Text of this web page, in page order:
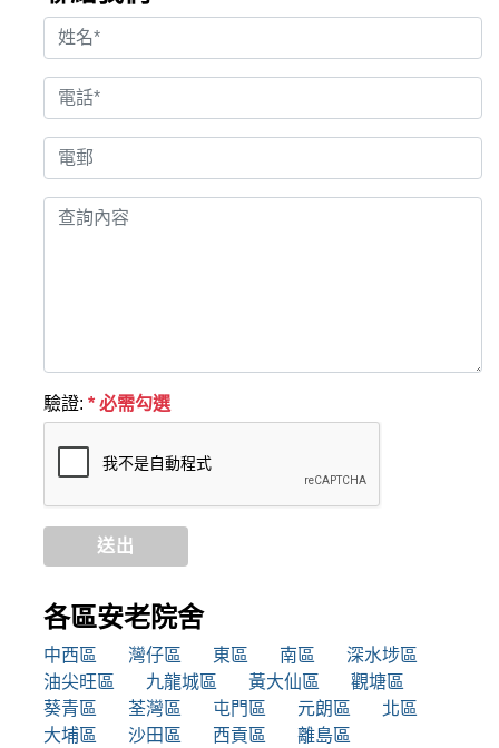
驗證: * 必需勾選
送出
各區安老院舍
中西區 灣仔區 東區 南區
深水埗區
油尖旺區
九龍城區 黃大仙區
觀塘區
葵青區
荃灣區 屯門區 元朗區
北區
大埔區
沙田區 西貢區 離島區